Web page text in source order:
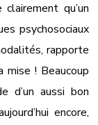
qu’un
psychosociaux
rapporte
mise ! Beaucoup
d’un aussi bon
encore,